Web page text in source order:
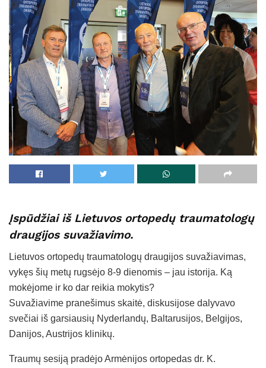
Įspūdžiai iš Lietuvos ortopedų traumatologų
draugijos suvažiavimo.
Lietuvos ortopedų traumatologų draugijos suvažiavimas,
vykęs šių metų rugsėjo 8-9 dienomis – jau istorija. Ką
mokėjome ir ko dar reikia mokytis?
Suvažiavime pranešimus skaitė, diskusijose dalyvavo
svečiai iš garsiausių Nyderlandų, Baltarusijos, Belgijos,
Danijos, Austrijos klinikų.
Traumų sesiją pradėjo Armėnijos ortopedas dr. K.